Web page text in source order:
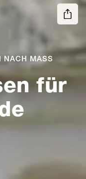
für
NACH MASS